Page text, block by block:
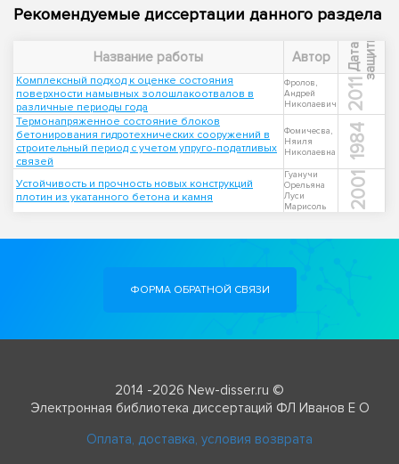
Рекомендуемые диссертации данного раздела
Название работы Автор Д
а
т
а
з
а
щ
и
т ы
Комплексный подход к оценке состояния
поверхности намывных золошлакоотвалов в
различные периоды года
Фролов,
Андрей
Николаевич
2011
Термонапряженное состояние блоков
бетонирования гидротехнических сооружений в
строительный период с учетом упруго-податливых
связей
Фомичесва,
Няиля
Николаевна
1984
Устойчивость и прочность новых конструкций
плотин из укатанного бетона и камня
Гуанучи
Орельяна
Луси
Марисоль
2001
ФОРМА ОБРАТНОЙ СВЯЗИ
2014 -2026 New-disser.ru ©
Электронная библиотека диссертаций ФЛ Иванов Е О
Оплата, доставка, условия возврата